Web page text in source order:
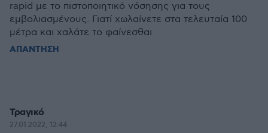
rapid με το πιστοποιητικό νόσησης για τους
εμβολιασμένους. Γιατί χωλαίνετε στα τελευταία 100
μέτρα και χαλάτε το φαίνεσθαι
ΑΠΑΝΤΗΣΗ
Τραγικό
27.01.2022, 12:44